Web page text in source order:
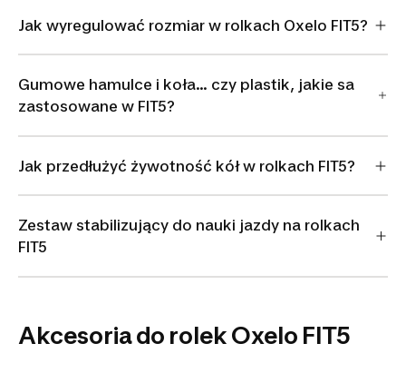
Jak wyregulować rozmiar w rolkach Oxelo FIT5?
Gumowe hamulce i koła... czy plastik, jakie sa
zastosowane w FIT5?
Jak przedłużyć żywotność kół w rolkach FIT5?
Zestaw stabilizujący do nauki jazdy na rolkach
FIT5
Akcesoria do rolek Oxelo FIT5